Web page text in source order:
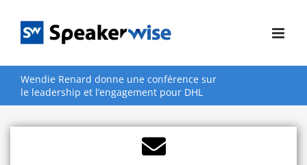
contenu
Wendie Renard donne une conférence sur
le leadership et l’engagement pour DHL